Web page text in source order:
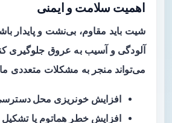
اهمیت سلامت و ایمنی
شیت باید مقاوم، بی‌نشت و پایدار
آلودگی و آسیب به عروق جلوگیری
می‌تواند منجر به مشکلات متعددی
افزایشخونریزی محل
افزایش خطر هماتوم یا تشکیل